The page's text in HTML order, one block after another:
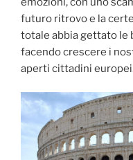
futuro ritrovo e la
totale abbia gettato le
facendo crescere i
aperti cittadini